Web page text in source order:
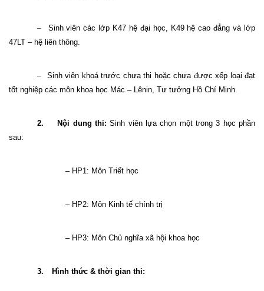
–
Sinh viên các lớp K47 hệ đại học, K49 hệ cao đẳng và lớp
47LT – hệ liên thông.
–
Sinh viên khoá trước chưa thi hoặc chưa được xếp loại đạt
tốt nghiệp các môn khoa học Mác – Lênin, Tư tưởng Hồ Chí Minh.
2. Nội dung thi:Sinh viên lựa chọn một trong 3 học phần
sau:
– HP1: Môn Triết học
– HP2: Môn Kinh tế chính trị
– HP3: Môn Chủ nghĩa xã hội khoa học
3. Hình thức & thời gian thi: